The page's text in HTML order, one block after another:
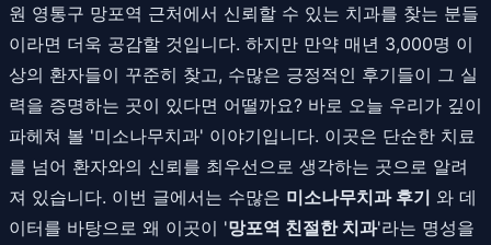
원 영통구 망포역 근처에서 신뢰할 수 있는 치과를 찾는 분들
이라면 더욱 공감할 것입니다. 하지만 만약 매년 3,000명 이
상의 환자들이 꾸준히 찾고, 수많은 긍정적인 후기들이 그 실
력을 증명하는 곳이 있다면 어떨까요? 바로 오늘 우리가 깊이
파헤쳐 볼 '미소나무치과' 이야기입니다. 이곳은 단순한 치료
를 넘어 환자와의 신뢰를 최우선으로 생각하는 곳으로 알려
져 있습니다. 이번 글에서는 수많은 미소나무치과 후기 와 데
이터를 바탕으로 왜 이곳이 '망포역 친절한 치과'라는 명성을